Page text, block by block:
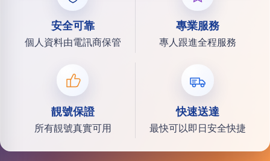
安全可靠
個人資料由電訊商保管
專業服務
專人跟進全程服務
靚號保證
所有靚號真實可用
快速送達
最快可以即日安全快捷